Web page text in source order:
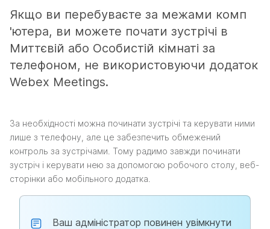
Якщо ви перебуваєте за межами комп
'ютера, ви можете почати зустрічі в
Миттєвій або Особистій кімнаті за
телефоном, не використовуючи додаток
Webex Meetings.
За необхідності можна починати зустрічі та керувати ними
лише з телефону, але це забезпечить обмежений
контроль за зустрічами. Тому радимо завжди починати
зустріч і керувати нею за допомогою робочого столу, веб-
сторінки або мобільного додатка.
Ваш адміністратор повинен увімкнути